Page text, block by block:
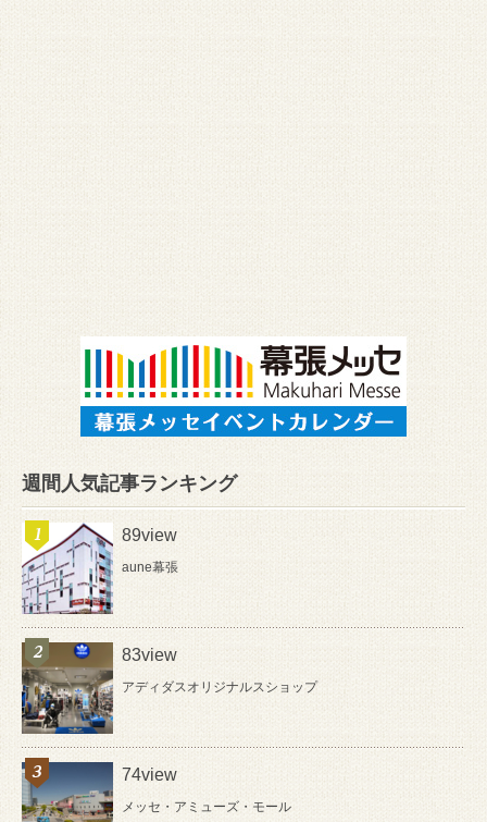
週間人気記事ランキング
89view
aune幕張
83view
アディダスオリジナルスショップ
74view
メッセ・アミューズ・モール